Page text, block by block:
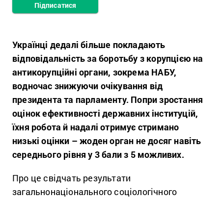
Підписатися
Українці дедалі більше покладають
відповідальність за боротьбу з корупцією на
антикорупційні органи, зокрема НАБУ,
водночас знижуючи очікування від
президента та парламенту. Попри зростання
оцінок ефективності державних інституцій,
їхня робота й надалі отримує стримано
низькі оцінки – жоден орган не досяг навіть
середнього рівня у 3 бали з 5 можливих.
Про це свідчать результати
загальнонаціонального соціологічного